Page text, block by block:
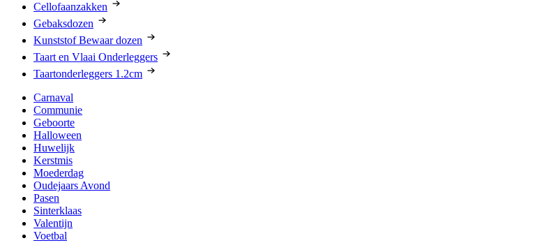
Cellofaanzakken
Gebaksdozen
Kunststof Bewaar dozen
Taart en Vlaai Onderleggers
Taartonderleggers 1.2cm
Carnaval
Communie
Geboorte
Halloween
Huwelijk
Kerstmis
Moederdag
Oudejaars Avond
Pasen
Sinterklaas
Valentijn
Voetbal